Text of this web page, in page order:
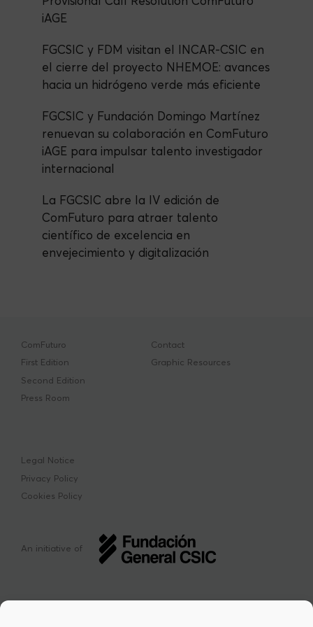
iAGE
FGCSIC y FDM visitan el INCAR-CSIC en
el cierre del proyecto NHEMOE: avances
hacia un hidrógeno verde más eficiente
FGCSIC y Fundación Domingo Martínez
renuevan su colaboración en ComFuturo
iAGE para impulsar talento investigador
internacional
La FGCSIC abre la IV edición de
ComFuturo para atraer talento
científico de excelencia en
envejecimiento y digitalización
ComFuturo
First Edition
Second Edition
Press Room
Contact
Graphic Resources
Legal Notice
Privacy Policy
Cookies Policy
An initiative of